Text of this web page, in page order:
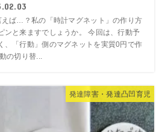
えば…？私の「時計マグネット」の作り方
ンと来ますでしょうか。 今回は、行動予
、「行動」側のマグネットを実質0円で作
の切り替...
発達障害・発達凸凹育児